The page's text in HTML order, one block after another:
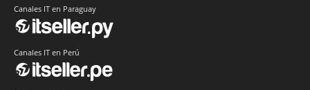
Canales IT en Paraguay
Canales IT en Perú